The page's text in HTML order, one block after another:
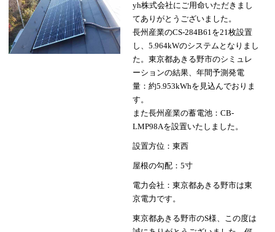
yh株式会社にご用命いただきまし
てありがとうございました。
長州産業のCS-284B61を21枚設置
し、5.964kWのシステムとなりまし
た。東京都あきる野市のシミュレ
ーションの結果、年間予測発電
量：約5.953kWhを見込んでおりま
す。
また長州産業の蓄電池：CB-
LMP98Aを設置いたしました。
設置方位：東西
屋根の勾配：5寸
電力会社：東京都あきる野市は東
京電力です。
東京都あきる野市のS様、この度は